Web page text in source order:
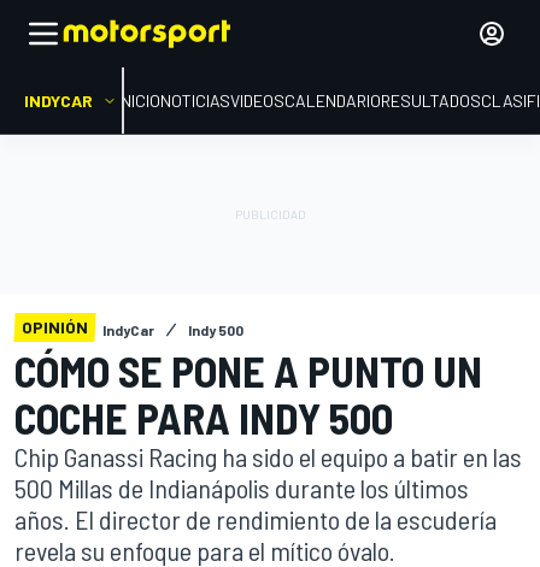
INDYCAR INICIONOTICIASVIDEOSCALENDARIORESULTADOS
OPINIÓN IndyCar Indy 500
CÓMO SE PONE A PUNTO UN
COCHE PARA INDY 500
Chip Ganassi Racing ha sido el equipo a batir en las
500 Millas de Indianápolis durante los últimos
años. El director de rendimiento de la escudería
revela su enfoque para el mítico óvalo.